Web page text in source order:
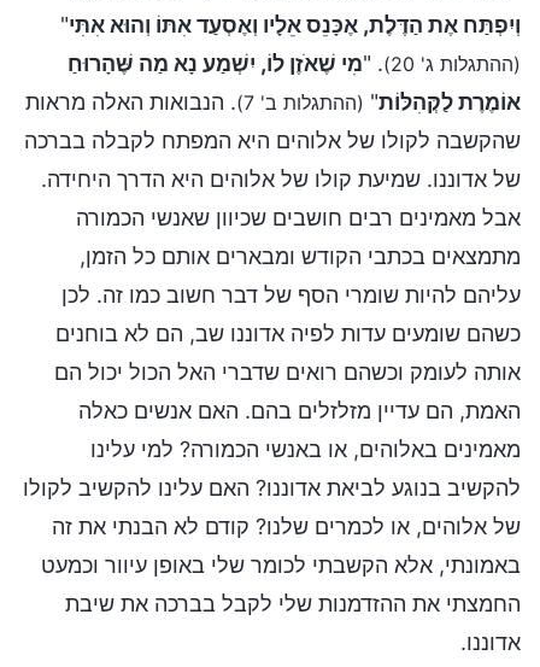
וְיִפְתַּח אֶת הַדֶּלֶת, אֶכָּנֵס אֵלָיו וְאֶסְעַד אִתּוֹ וְהוּא אִתִּי"
(ההתגלות ג' 20) . "מִי שֶׁאֺזֶן לוֹ, יִשְׁמַע נָא מַה שֶּׁהָרוּחַ
אוֹמֶרֶת לַקְּהִלּוֹת" (ההתגלות ב' 7)
. הנבואות האלה מראות
שהקשבה לקולו של אלוהים היא המפתח לקבלה בברכה
של אדוננו. שמיעת קולו של אלוהים היא הדרך היחידה.
אבל מאמינים רבים חושבים שכיוון שאנשי הכמורה
מתמצאים בכתבי הקודש ומבארים אותם כל הזמן,
עליהם להיות שומרי הסף של דבר חשוב כמו זה. לכן
כשהם שומעים עדות לפיה אדוננו שב, הם לא בוחנים
אותה לעומק וכשהם רואים שדברי האל הכול יכול הם
האמת, הם עדיין מזלזלים בהם. האם אנשים כאלה
מאמינים באלוהים, או באנשי הכמורה? למי עלינו
להקשיב בנוגע לביאת אדוננו? האם עלינו להקשיב לקולו
של אלוהים, או לכמרים שלנו? קודם לא הבנתי את זה
באמונתי, אלא הקשבתי לכומר שלי באופן עיוור וכמעט
החמצתי את ההזדמנות שלי לקבל בברכה את שיבת
אדוננו.